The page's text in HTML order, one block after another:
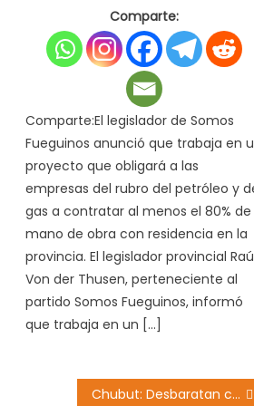
Comparte:
Comparte:El legislador de Somos
Fueguinos anunció que trabaja en
proyecto que obligará a las
empresas del rubro del petróleo y
gas a contratar al menos el 80% de
mano de obra con residencia en la
provincia. El legislador provincial
Von der Thusen, perteneciente al
partido Somos Fueguinos, informó
que trabaja en un […]
Chubut: Desbaratan cuatro “kioscos” de droga en Comodoro Rivadavia